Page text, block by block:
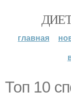
главная
Топ 10